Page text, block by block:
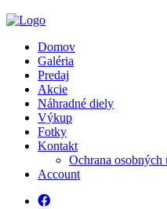
Domov
Galéria
Predaj
Akcie
Náhradné diely
Výkup
Fotky
Kontakt
Ochrana osobných
Account